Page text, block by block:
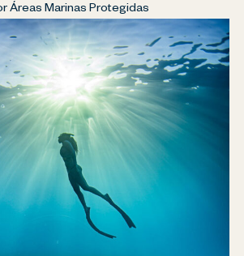
Áreas Marinas Protegidas